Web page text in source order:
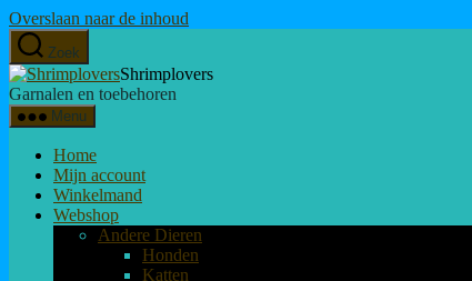
Overslaan naar de inhoud
Zoek
Shrimplovers
Garnalen en toebehoren
Menu
Home
Mijn account
Winkelmand
Webshop
Andere Dieren
Honden
Katten